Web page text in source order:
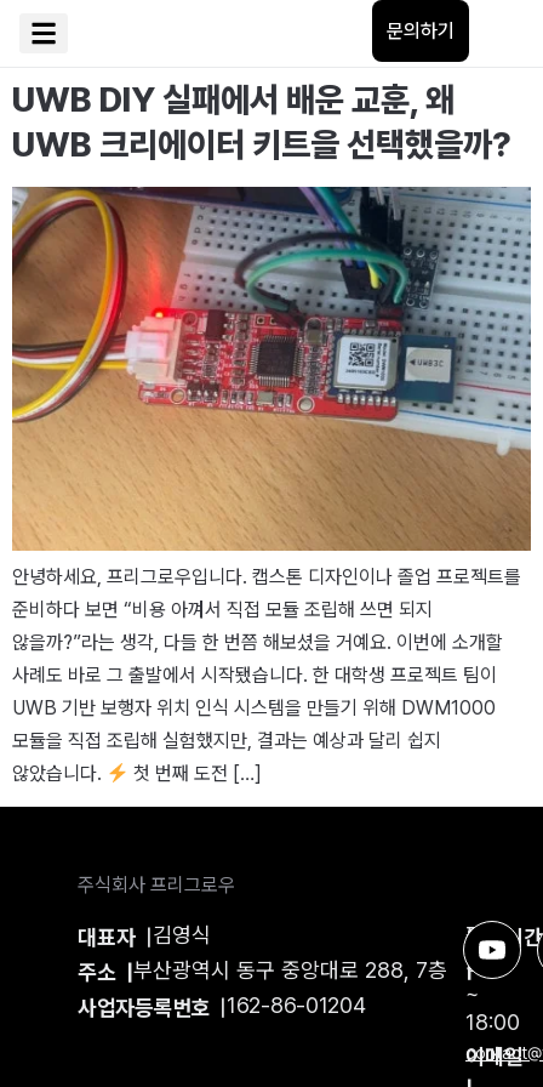
문의하기
UWB DIY 실패에서 배운 교훈, 왜
UWB 크리에이터 키트을 선택했을까?
안녕하세요, 프리그로우입니다. 캡스톤 디자인이나 졸업 프로젝트를
준비하다 보면 “비용 아껴서 직접 모듈 조립해 쓰면 되지
않을까?”라는 생각, 다들 한 번쯤 해보셨을 거예요. 이번에 소개할
사례도 바로 그 출발에서 시작됐습니다. 한 대학생 프로젝트 팀이
UWB 기반 보행자 위치 인식 시스템을 만들기 위해 DWM1000
모듈을 직접 조립해 실험했지만, 결과는 예상과 달리 쉽지
않았습니다.
첫 번째 도전 […]
주식회사 프리그로우
대표자
김영식
주소 | 부산광역시 동구 중앙대로 288, 7층
사업자등록번호 |162-86-01204
운영시
|
평일
9:00
~
18:00
이메일